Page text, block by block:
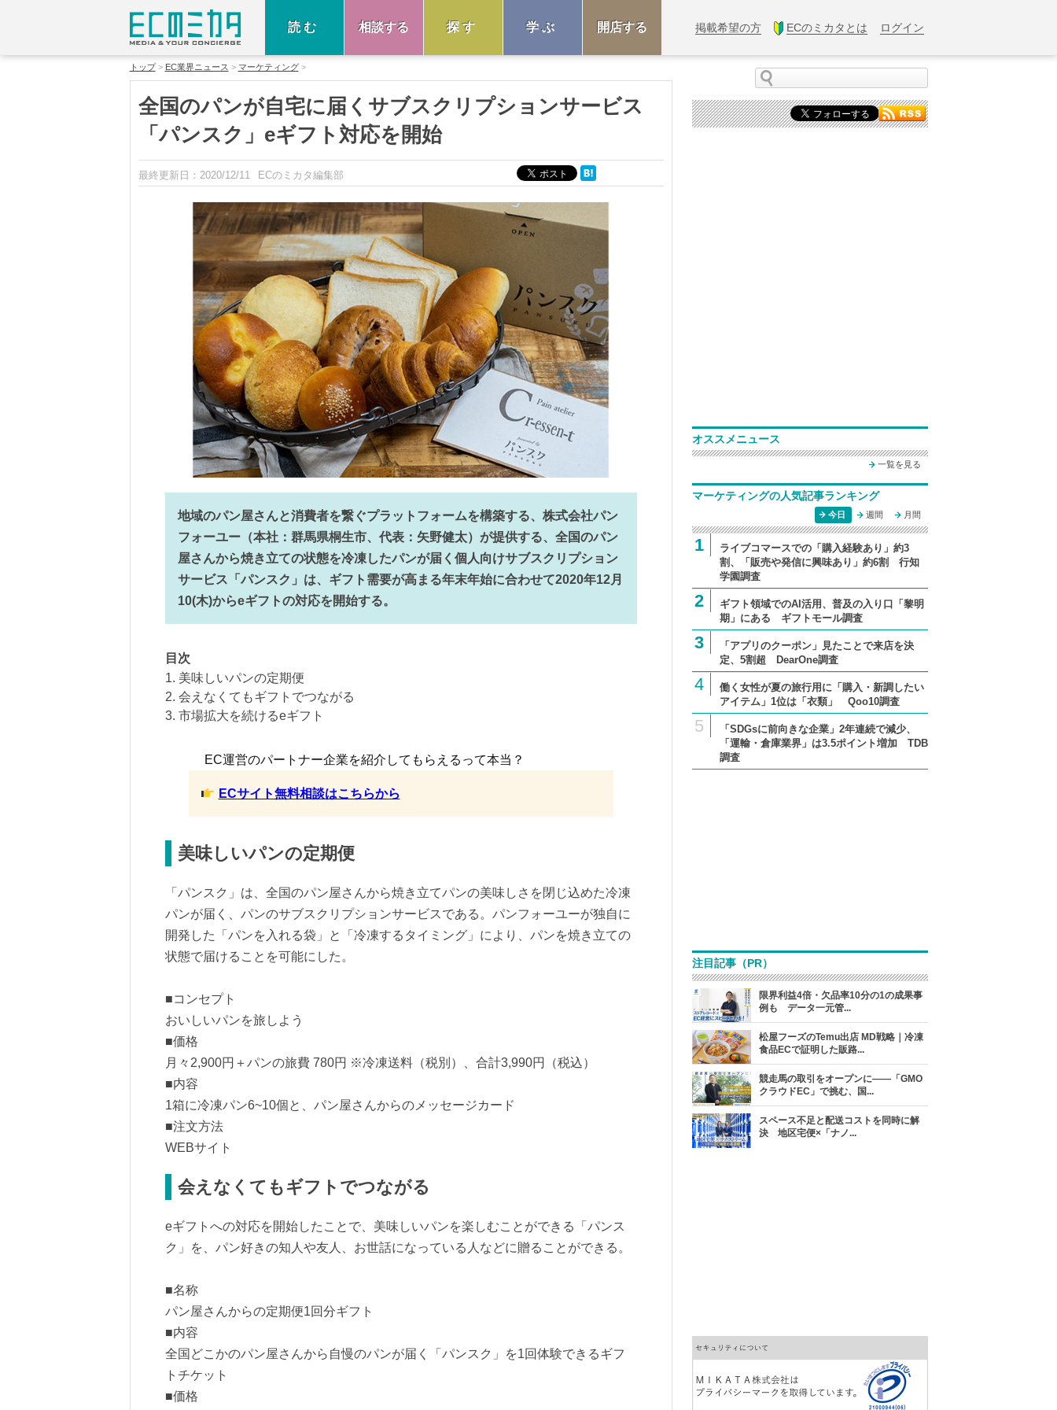
読む 相談する 探す 学ぶ 開店する 掲載希望の方 ECのミカタとは ログイン
トップ EC業界ニュース マーケティング
全国のパンが自宅に届くサブスクリプションサービス
「パンスク」eギフト対応を開始
最終更新日： 2020/12/11 ECのミカタ編集部
地域のパン屋さんと消費者を繋ぐプラットフォームを構築する、株式会社パン
フォーユー（本社：群馬県桐生市、代表：矢野健太）が提供する、全国のパン
屋さんから焼き立ての状態を冷凍したパンが届く個人向けサブスクリプション
サービス「パンスク」は、ギフト需要が高まる年末年始に合わせて2020年12月
10(木)からeギフトの対応を開始する。
目次
1. 美味しいパンの定期便
2. 会えなくてもギフトでつながる
3. 市場拡大を続けるeギフト
EC運営のパートナー企業を紹介してもらえるって本当？
ECサイト無料相談はこちらから
美味しいパンの定期便
「パンスク」は、全国のパン屋さんから焼き立てパンの美味しさを閉じ込めた冷凍
パンが届く、パンのサブスクリプションサービスである。パンフォーユーが独自に
開発した「パンを入れる袋」と「冷凍するタイミング」により、パンを焼き立ての
状態で届けることを可能にした。
■コンセプト
おいしいパンを旅しよう
■価格
月々2,900円＋パンの旅費 780円 ※冷凍送料（税別）、合計3,990円（税込）
■内容
1箱に冷凍パン6~10個と、パン屋さんからのメッセージカード
■注文方法
WEBサイト
会えなくてもギフトでつながる
eギフトへの対応を開始したことで、美味しいパンを楽しむことができる「パンス
ク」を、パン好きの知人や友人、お世話になっている人などに贈ることができる。
■名称
パン屋さんからの定期便1回分ギフト
■内容
全国どこかのパン屋さんから自慢のパンが届く「パンスク」を1回体験できるギフ
トチケット
■価格
オススメニュース
一覧を見る
マーケティングの人気記事ランキング
今日 週間 月間
1
ライブコマースでの「購入経験あり」約3
割、「販売や発信に興味あり」約6割 行知
学園調査
2
ギフト領域でのAI活用、普及の入り口「黎明
期」にある ギフトモール調査
3
「アプリのクーポン」見たことで来店を決
定、5割超 DearOne調査
4
働く女性が夏の旅行用に「購入・新調したい
アイテム」1位は「衣類」 Qoo10調査
5
「SDGsに前向きな企業」2年連続で減少、
「運輸・倉庫業界」は3.5ポイント増加 TDB
調査
注目記事（PR）
限界利益4倍・欠品率10分の1の成果事
例も データ一元管...
松屋フーズのTemu出店 MD戦略｜冷凍
食品ECで証明した販路...
競走馬の取引をオープンに――「GMO
クラウドEC」で挑む、国...
スペース不足と配送コストを同時に解
決 地区宅便×「ナノ...